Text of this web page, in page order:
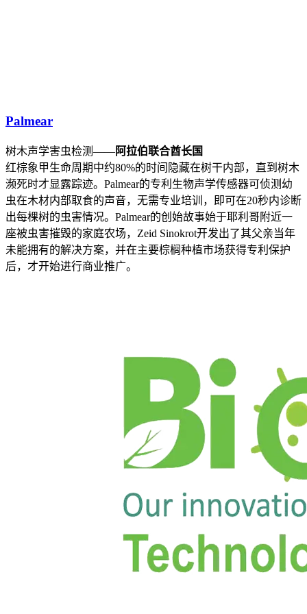
Palmear
树木声学害虫检测——阿拉伯联合酋长国
红棕象甲生命周期中约80%的时间隐藏在树干内部，直到树木
濒死时才显露踪迹。Palmear的专利生物声学传感器可侦测幼
虫在木材内部取食的声音，无需专业培训，即可在20秒内诊断
出每棵树的虫害情况。Palmear的创始故事始于耶利哥附近一
座被虫害摧毁的家庭农场，Zeid Sinokrot开发出了其父亲当年
未能拥有的解决方案，并在主要棕榈种植市场获得专利保护
后，才开始进行商业推广。